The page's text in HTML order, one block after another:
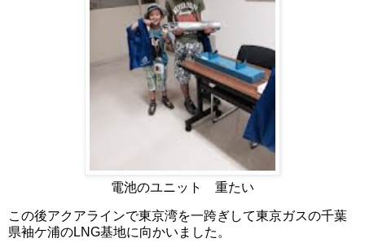
電池のユニット 重たい
この後アクアラインで東京湾を一跨ぎして東京ガスの千葉
県袖ケ浦のLNG基地に向かいました。